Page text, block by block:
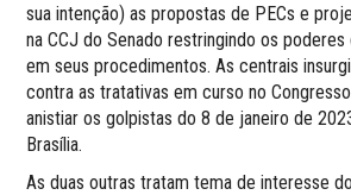
sua intenção) as propostas de PECs e
na CCJ do Senado restringindo os poderes
em seus procedimentos. As centrais
contra as tratativas em curso no
anistiar os golpistas do 8 de janeiro de
Brasília.
As duas outras tratam tema de interesse